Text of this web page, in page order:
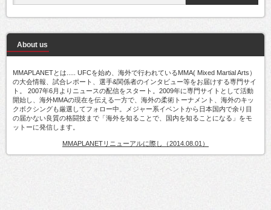
About us
MMAPLANETとは..... UFCを始め、海外で行われているMMA( Mixed Martial Arts）
の大会情報、試合レポート、選手&関係者のインタビュー等をお届けする専門サイ
ト。 2007年6月よりニュースの配信をスタート。2009年に専門サイトとして活動
開始し、海外MMAの現在を伝える一方で、海外の柔術トーナメント、海外のキッ
クボクシングも厳選してフォロー中。メジャー系イベントから日本国内で余り目
の届かない良質の格闘技まで「海外を知ることで、国内を知ることになる」をモ
ットーに発信します。
MMAPLANETリニューアルに際し（2014.08.01）